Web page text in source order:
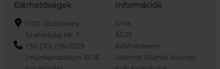
Elérhetőségek
5100 Jászberény,
Szabadság tér 3.
+36 (30) 016-2359
(munkanapokon 10-16
Információk
GYIK
ÁSZF
Adatvédelem
Utánvét Ellenőr kivonat